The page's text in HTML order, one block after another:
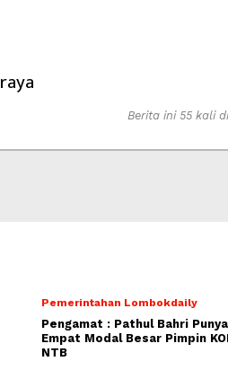
Berita ini 55 kali
Pemerintahan Lombokdaily
Pengamat : Pathul Bahri Punya
Empat Modal Besar Pimpin
NTB